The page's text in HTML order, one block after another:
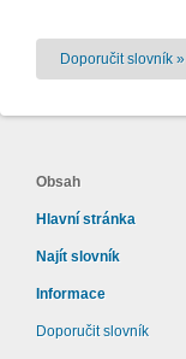
Doporučit slovník »
Obsah
Hlavní stránka
Najít slovník
Informace
Doporučit slovník